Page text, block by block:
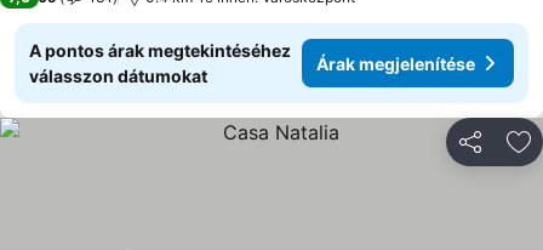
A pontos árak megtekintéséhez
válasszon dátumokat
Árak megjelenítése